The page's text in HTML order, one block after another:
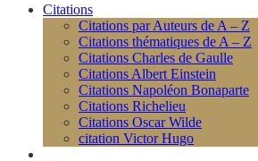
Citations
Citations par Auteurs de A – Z
Citations thématiques de A – Z
Citations Charles de Gaulle
Citations Albert Einstein
Citations Napoléon Bonaparte
Citations Richelieu
Citations Oscar Wilde
citation Victor Hugo